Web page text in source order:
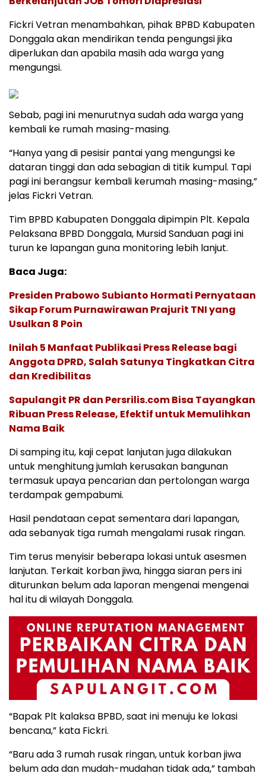
Fickri Vetran menambahkan, pihak BPBD Kabupaten
Donggala akan mendirikan tenda pengungsi jika
diperlukan dan apabila masih ada warga yang
mengungsi.
Sebab, pagi ini menurutnya sudah ada warga yang
kembali ke rumah masing-masing.
“Hanya yang di pesisir pantai yang mengungsi ke
dataran tinggi dan ada sebagian di titik kumpul. Tapi
pagi ini berangsur kembali kerumah masing-masing,”
jelas Fickri Vetran.
Tim BPBD Kabupaten Donggala dipimpin Plt. Kepala
Pelaksana BPBD Donggala, Mursid Sanduan pagi ini
turun ke lapangan guna monitoring lebih lanjut.
Baca Juga:
Presiden Prabowo Subianto Hormati Pernyataan
Sikap Forum Purnawirawan Prajurit TNI yang
Usulkan 8 Poin
Inilah 5 Manfaat Publikasi Press Release bagi
Anggota DPRD, Salah Satunya Tingkatkan Citra
dan Kredibilitas
Sapulangit PR dan Persrilis.com Bisa Tayangkan
Ribuan Press Release, Efektif untuk Memulihkan
Nama Baik
Di samping itu, kaji cepat lanjutan juga dilakukan
untuk menghitung jumlah kerusakan bangunan
termasuk upaya pencarian dan pertolongan warga
terdampak gempabumi.
Hasil pendataan cepat sementara dari lapangan,
ada sebanyak tiga rumah mengalami rusak ringan.
Tim terus menyisir beberapa lokasi untuk asesmen
lanjutan. Terkait korban jiwa, hingga siaran pers ini
diturunkan belum ada laporan mengenai mengenai
hal itu di wilayah Donggala.
“Bapak Plt kalaksa BPBD, saat ini menuju ke lokasi
bencana,” kata Fickri.
“Baru ada 3 rumah rusak ringan, untuk korban jiwa
belum ada dan mudah-mudahan tidak ada,” tambah